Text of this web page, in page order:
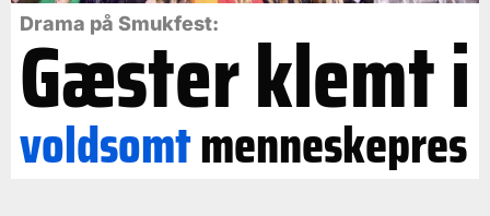
Drama på Smukfest:
Gæster klemt i
voldsomtmenneskepres